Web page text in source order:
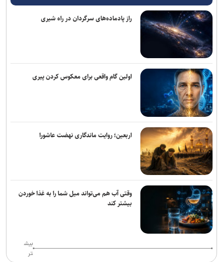
فرانسه: شمار کشته‌های حمله موشکی ارتش یمن به نیرو‌های وابسته به
ائتلاف سعودی به ۵۸ نفر رسید
انفجار‌های پیاپی در پایگاه‌های نیرو‌های وابسته به ائتلاف سعودی در مأرب
و حضرموت
ترامپ درخواست زلنسکی برای موشک‌های پاتریوت را رد کرد: آمریکا به این
تسلیحات نیاز دارد
العامری خواستار تعویق واکنش گروه‌های مقاومت عراق به حملات
عربستان شد
گذشته به صفر رسید
شدن ۵۸ نیروی وابسته به دولت مستعفی خبر داد
از ۷۰ نفر بازداشت شدند
مهاجرانی: آذربایجان کتاب گشوده تاریخ ایران و مدرسه آزادگی و تمدن
است
راز پادماده‌های سرگردان در راه شیری
اولین گام واقعی برای معکوس کردن پیری
اربعین؛ روایت ماندگاری نهضت عاشورا
وقتی آب هم می‌تواند میل شما را به غذا خوردن
بیشتر کند
بیش
تر